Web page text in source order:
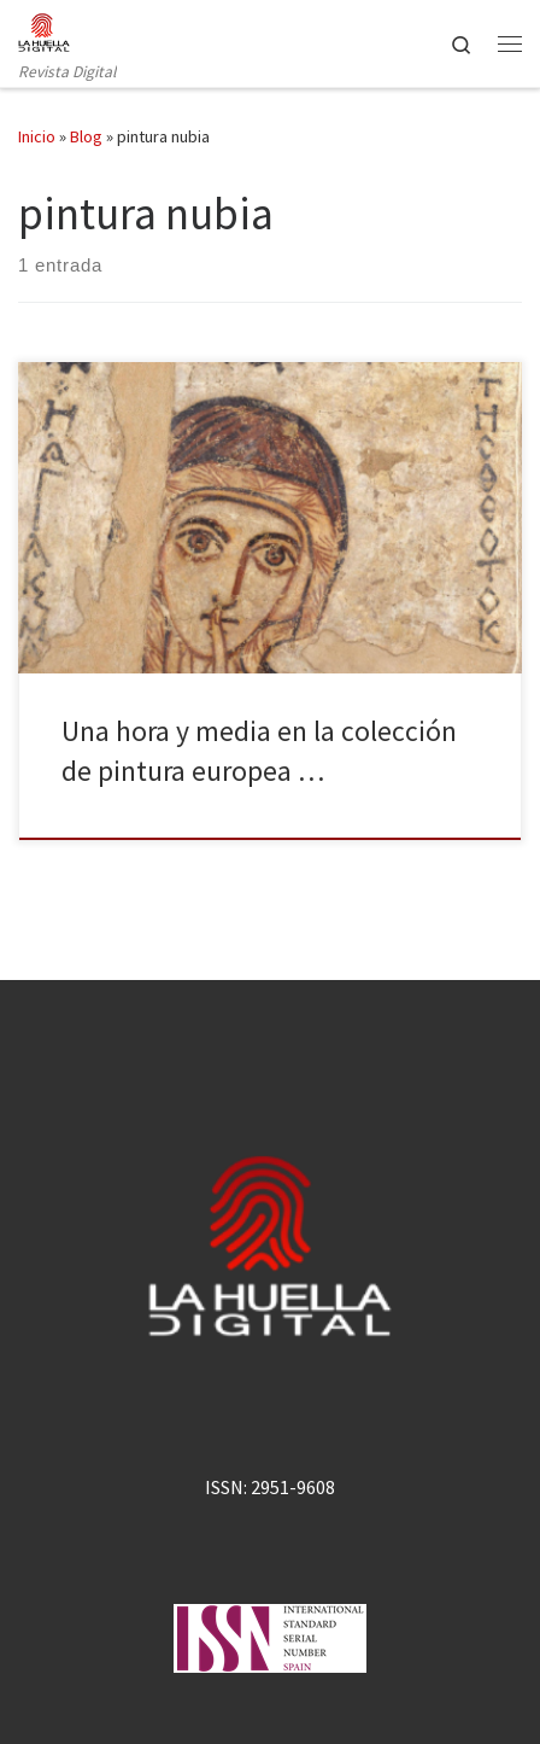
Saltar al contenido
Revista Digital
Search
Inicio »Blog »pintura nubia
pintura nubia
1 entrada
La ciudad de Varsovia ofrece un testimonio impactante de los
sucesos ocurridos a lo largo de la historia del siglo XX: un muro
construido por los nazis que rompe el trazado de sus calles y
patios comunales para separar los judíos, una guerra mundial que
la arrasó por completo, un […]
Una hora y media en la colección
de pintura europea …
ISSN: 2951-9608